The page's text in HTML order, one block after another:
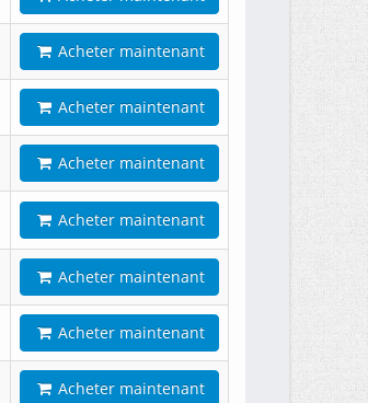
Acheter maintenant
Acheter maintenant
Acheter maintenant
Acheter maintenant
Acheter maintenant
Acheter maintenant
Acheter maintenant